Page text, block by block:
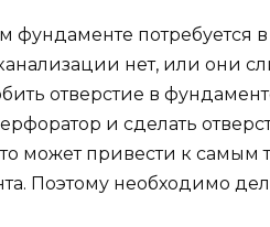
фундаменте потребуется
нет, или они
отверстие в
и сделать
может привести к самым
Поэтому необходимо